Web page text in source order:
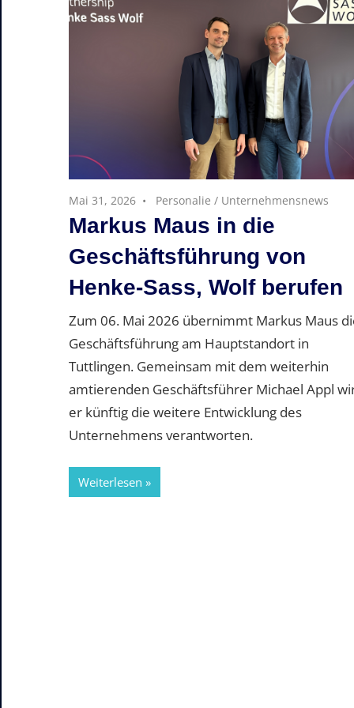
Mai 31, 2026 Personalie / Unternehmensnews
Markus Maus in die
Geschäftsführung von
Henke-Sass, Wolf berufen
Zum 06. Mai 2026 übernimmt Markus Maus
Geschäftsführung am Hauptstandort in
Tuttlingen. Gemeinsam mit dem weiterhin
amtierenden Geschäftsführer Michael Appl
er künftig die weitere Entwicklung des
Unternehmens verantworten.
Weiterlesen